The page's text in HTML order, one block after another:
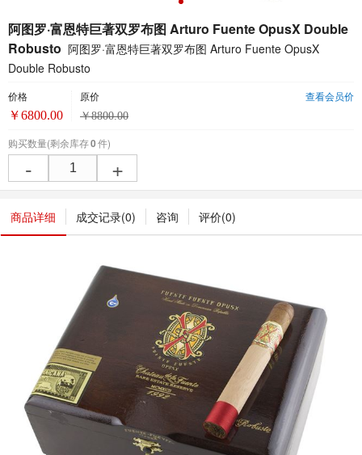
阿图罗·富恩特巨著双罗布图 Arturo Fuente OpusX Double
Robusto 阿图罗·富恩特巨著双罗布图 Arturo Fuente OpusX
Double Robusto
查看会员价
价格
￥6800.00
原价
￥8800.00
购买数量(剩余库存0件)
- +
商品详细 成交记录(0) 咨询 评价(0)